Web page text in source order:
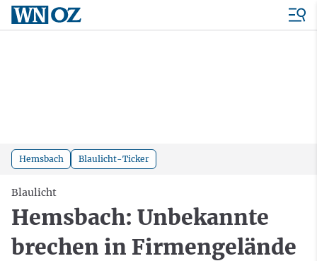
Hemsbach Blaulicht-Ticker
Blaulicht
Hemsbach: Unbekannte
brechen in Firmengelände